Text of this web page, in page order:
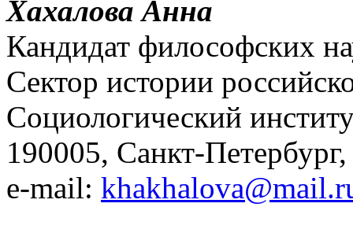
Хахалова Анна
Кандидат философских
Сектор истории
Социологический
190005, Санкт-
e-mail: